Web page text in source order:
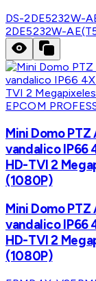
DS-2DE5232W-
2DE5232W-
EPCOM
Mini Domo PTZ
vandalico IP66
HD-TVI 2
(1080P)
Mini Domo PTZ
vandalico IP66
HD-TVI 2
(1080P)